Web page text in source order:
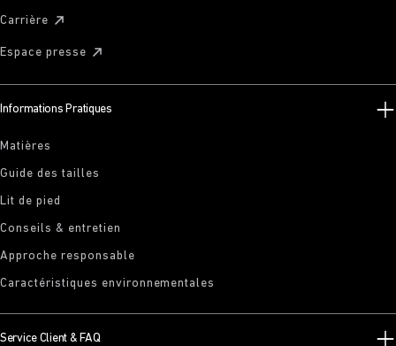
Carrière
Espace presse
Informations Pratiques
Matières
Guide des tailles
Lit de pied
Conseils & entretien
Approche responsable
Caractéristiques environnementales
Service Client & FAQ